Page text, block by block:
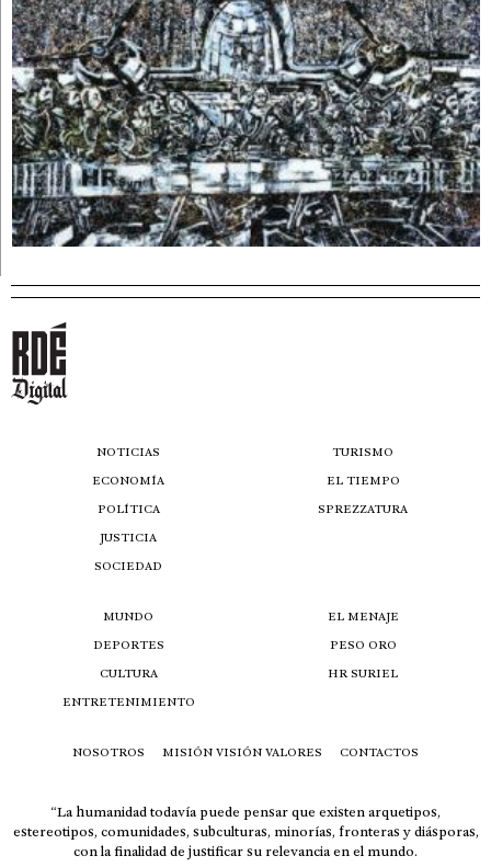
NOTICIAS
ECONOMÍA
POLÍTICA
JUSTICIA
SOCIEDAD
TURISMO
EL TIEMPO
SPREZZATURA
MUNDO
DEPORTES
CULTURA
ENTRETENIMIENTO
EL MENAJE
PESO ORO
HR SURIEL
NOSOTROS MISIÓN VISIÓN VALORES CONTACTOS
“La humanidad todavía puede pensar que existen arquetipos,
estereotipos, comunidades, subculturas, minorías, fronteras y diásporas,
con la finalidad de justificar su relevancia en el mundo.